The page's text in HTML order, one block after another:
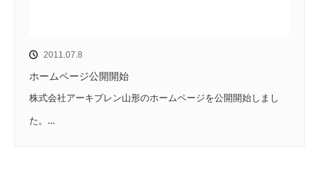
2011.07.8
ホームページ公開開始
株式会社アーキブレン山形のホームページを公開開始しまし
た。…